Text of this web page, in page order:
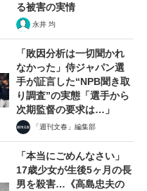
る被害の実情
永井 均
「敗因分析は一切聞かれ
なかった」侍ジャパン選
手が証言した“NPB聞き取
り調査”の実態「選手から
次期監督の要求は…」
「週刊文春」編集部
「本当にごめんなさい」
17歳少女が生後5ヶ月の長
男を殺害…《高島忠夫の